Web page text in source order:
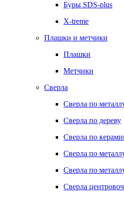
Буры SDS-plus
X-treme
Плашки и метчики
Плашки
Метчики
Сверла
Сверла по
Сверла по дереву
Сверла по
Сверла по
Сверла по
Сверла